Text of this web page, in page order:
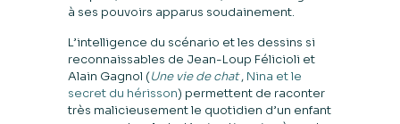
à ses pouvoirs apparus soudainement.
L’intelligence du scénario et les dessins si
reconnaissables de Jean-Loup Félicioli et
Alain Gagnol (Une vie de chat, Nina et le
secret du hérisson) permettent de raconter
très malicieusement le quotidien d’un enfant